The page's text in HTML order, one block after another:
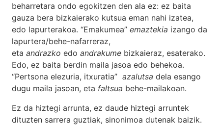
beharretara ondo egokitzen den ala ez: ez baita
gauza bera bizkaierako kutsua eman nahi izatea,
edo lapurterakoa. “Emakumea” emaztekia izango da
lapurtera/behe-nafarreraz,
eta andrazko edo andrakume bizkaieraz, esaterako.
Edo, ez baita berdin maila jasoa edo behekoa.
“Pertsona elezuria, itxuratia” azalutsa dela esango
dugu maila jasoan, eta faltsua behe-mailakoan.
Ez da hiztegi arrunta, ez daude hiztegi arruntek
dituzten sarrera guztiak, sinonimoa dutenak baizik.